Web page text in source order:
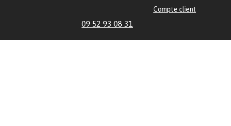
Compte client
09 52 93 08 31